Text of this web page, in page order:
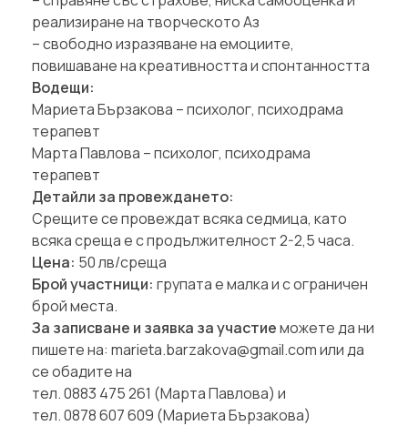
реализиране на творческото Аз
– свободно изразяване на емоциите,
повишаване на креативността и спонтанността
Водещи:
Мариета Бързакова – психолог, психодрама
терапевт
Марта Павлова – психолог, психодрама
терапевт
Детайли за провеждането:
Срещите се провеждат всяка седмица, като
всяка среща е с продължителност 2-2,5 часа.
Цена: 50 лв/среща
Брой участници: групата е малка и с ограничен
брой места.
За записване и заявка за участиеможете да ни
пишете на: marieta.barzakova@gmail.com или да
се обадите на
тел. 0883 475 261 (Марта Павлова) и
тел. 0878 607 609 (Мариета Бързакова)